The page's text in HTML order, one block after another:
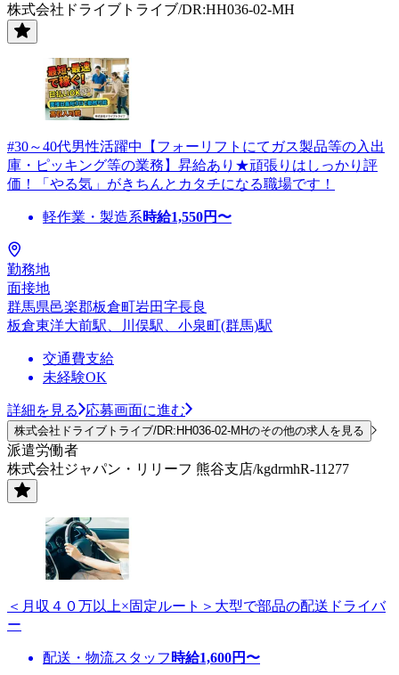
株式会社ドライブトライブ/DR:HH036-02-MH
#30～40代男性活躍中【フォーリフトにてガス製品等の入出
庫・ピッキング等の業務】昇給あり★頑張りはしっかり評
価！「やる気」がきちんとカタチになる職場です！
軽作業・製造系時給1,550円〜
勤務地
面接地
群馬県邑楽郡板倉町岩田字長良
板倉東洋大前駅、川俣駅、小泉町(群馬)駅
交通費支給
未経験OK
詳細を見る 応募画面に進む
株式会社ドライブトライブ/DR:HH036-02-MHのその他の求人を見る
派遣労働者
株式会社ジャパン・リリーフ 熊谷支店/kgdrmhR-11277
＜月収４０万以上×固定ルート＞大型で部品の配送ドライバ
ー
配送・物流スタッフ 時給1,600円〜